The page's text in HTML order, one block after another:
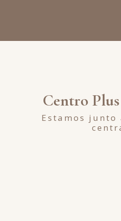
Centro
Estamos junto